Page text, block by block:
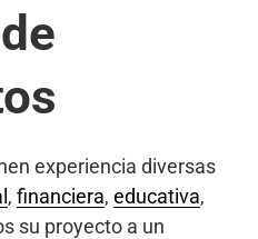
experiencia diversas
, financiera, educativa,
su proyecto a un